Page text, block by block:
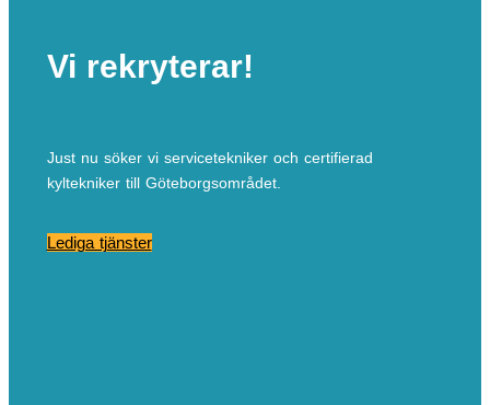
Vi rekryterar!
Just nu söker vi servicetekniker och certifierad
kyltekniker till Göteborgsområdet.
Lediga tjänster